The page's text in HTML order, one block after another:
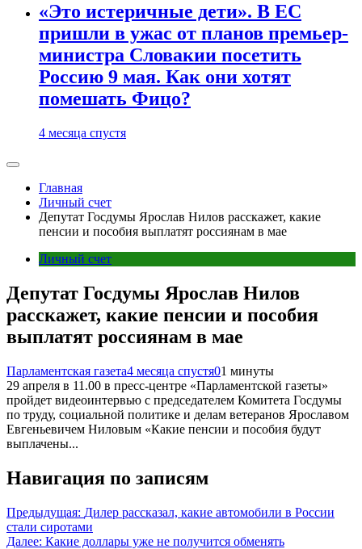
«Это истеричные дети». В ЕС
пришли в ужас от планов премьер-
министра Словакии посетить
Россию 9 мая. Как они хотят
помешать Фицо?
4 месяца спустя
Главная
Личный счет
Депутат Госдумы Ярослав Нилов расскажет, какие
пенсии и пособия выплатят россиянам в мае
Личный счет
Депутат Госдумы Ярослав Нилов
расскажет, какие пенсии и пособия
выплатят россиянам в мае
Парламентская газета4 месяца спустя01 минуты
29 апреля в 11.00 в пресс-центре «Парламентской газеты»
пройдет видеоинтервью с председателем Комитета Госдумы
по труду, социальной политике и делам ветеранов Ярославом
Евгеньевичем Ниловым «Какие пенсии и пособия будут
выплачены...
Навигация по записям
Предыдущая: Дилер рассказал, какие автомобили в России
стали сиротами
Далее: Какие доллары уже не получится обменять